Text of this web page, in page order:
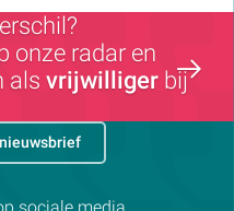
onze radar en
als vrijwilliger bij